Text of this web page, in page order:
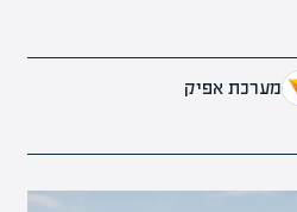
מערכת אפיק